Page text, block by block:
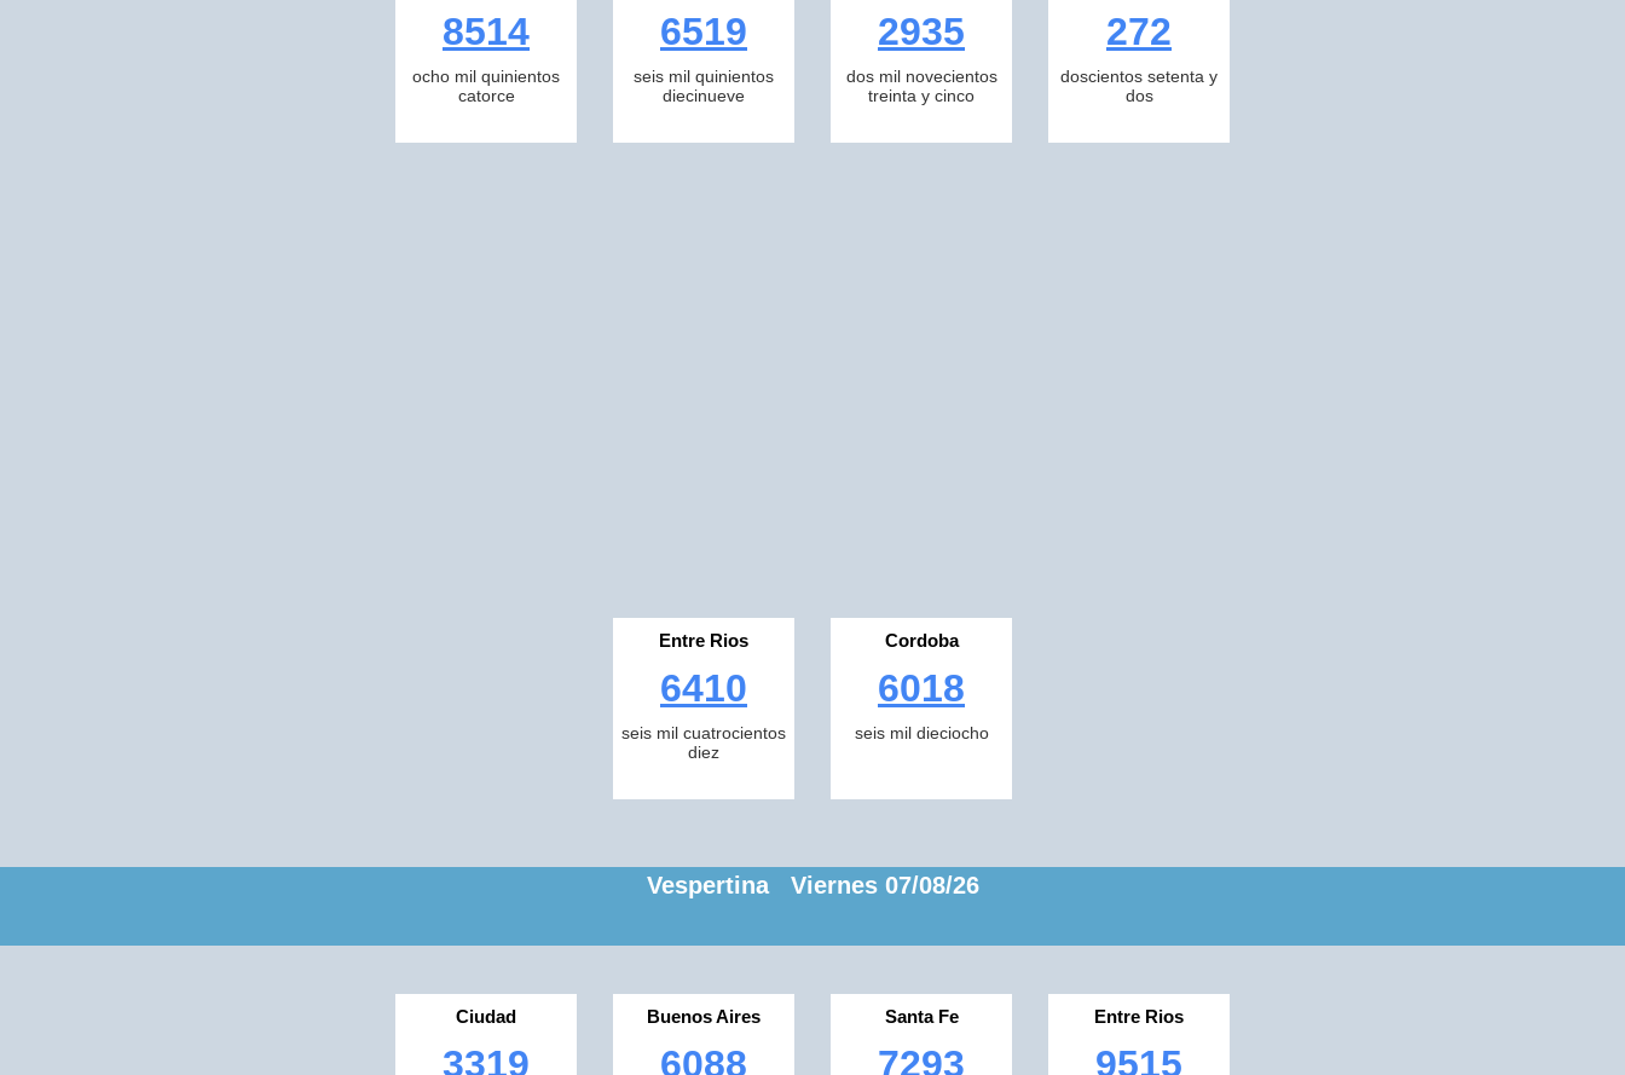
8514
ocho mil quinientos
catorce
6519
seis mil quinientos
diecinueve
2935
dos mil novecientos
treinta y cinco
272
doscientos setenta y
dos
Entre Rios
6410
seis mil cuatrocientos
diez
Cordoba
6018
seis mil dieciocho
Vespertina Viernes 07/08/26
Ciudad
3319
Buenos Aires
6088
Santa Fe
7293
Entre Rios
9515